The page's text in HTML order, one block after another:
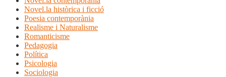
Novel.la històrica i ficció
Poesia contemporània
Realisme i Naturalisme
Romanticisme
Pedagogia
Política
Psicologia
Sociologia